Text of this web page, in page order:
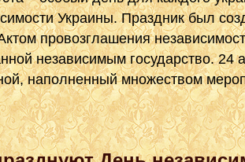
Украины. Праздник был
провозглашения
независимым государство. 24
наполненный множеством